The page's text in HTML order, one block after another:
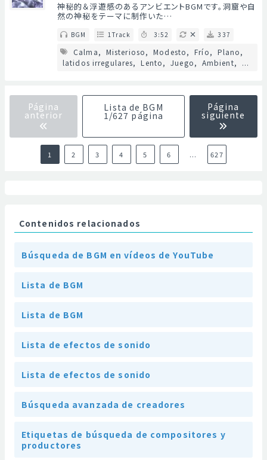
神秘的＆浮遊感のあるアンビエントBGMです。洞窟や自
然の神秘をテーマに制作いた…
BGM 1Track 3:52 337
Calma Misterioso Modesto Frío
Plano
latidos irregulares
Lento Juego Ambient ...
Página
anterior
Lista de BGM
1/627 página
Página
siguiente
1 2 3 4 5 6 ... 627
Contenidos relacionados
Búsqueda de BGM en vídeos de YouTube
Lista de BGM
Lista de BGM
Lista de efectos de sonido
Lista de efectos de sonido
Búsqueda avanzada de creadores
Etiquetas de búsqueda de compositores y
productores